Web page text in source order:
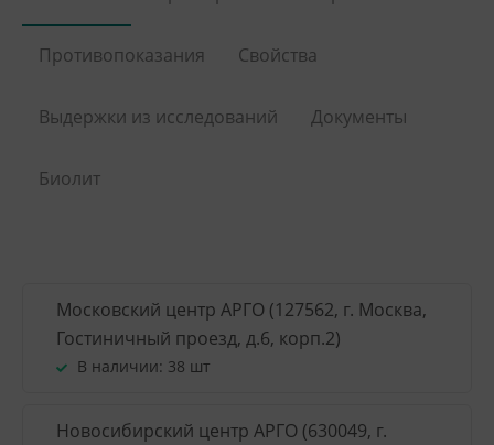
Противопоказания Свойства
Выдержки из исследований Документы
Биолит
Московский центр АРГО (127562, г. Москва,
Гостиничный проезд, д.6, корп.2)
В наличии: 38 шт
Новосибирский центр АРГО (630049, г.